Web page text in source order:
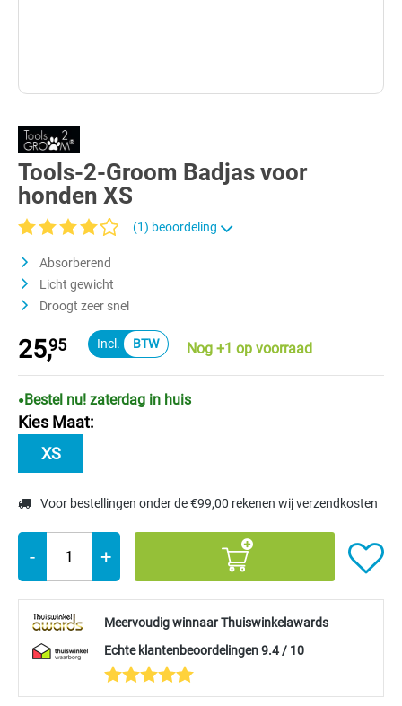
Tools-2-Groom Badjas voor
honden XS
(1) beoordeling
Absorberend
Licht gewicht
Droogt zeer snel
25,95 Nog +1 op voorraad
Bestel nu! zaterdag in huis
Kies Maat:
XS
Voor bestellingen onder de €99,00 rekenen wij verzendkosten
- +
Meervoudig winnaar Thuiswinkelawards
Echte klantenbeoordelingen 9.4 / 10